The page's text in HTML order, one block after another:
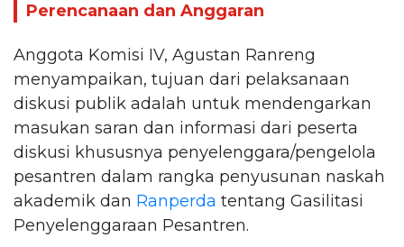
Perencanaan dan Anggaran
Anggota Komisi IV, Agustan Ranreng
menyampaikan, tujuan dari pelaksanaan
diskusi publik adalah untuk mendengarkan
masukan saran dan informasi dari peserta
diskusi khususnya penyelenggara/pengelola
pesantren dalam rangka penyusunan naskah
akademik dan Ranperda tentang Gasilitasi
Penyelenggaraan Pesantren.